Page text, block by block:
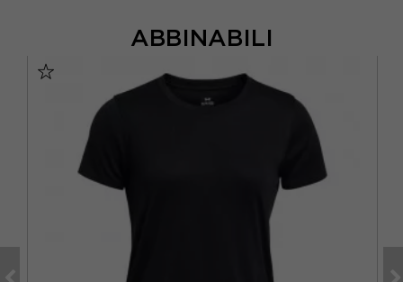
ABBINABILI